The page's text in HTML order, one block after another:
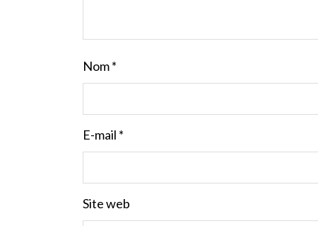
Nom*
E-mail *
Site web